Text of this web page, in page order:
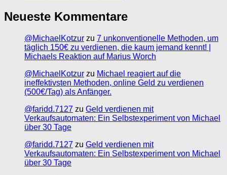
Neueste Kommentare
@MichaelKotzur zu 7 unkonventionelle Methoden, um
täglich 150€ zu verdienen, die kaum jemand kennt! |
Michaels Reaktion auf Marius Worch
@MichaelKotzur zu Michael reagiert auf die
ineffektivsten Methoden, online Geld zu verdienen
(500€/Tag) als Anfänger.
@faridd.7127 zu Geld verdienen mit
Verkaufsautomaten: Ein Selbstexperiment von Michael
über 30 Tage
@faridd.7127 zu Geld verdienen mit
Verkaufsautomaten: Ein Selbstexperiment von Michael
über 30 Tage